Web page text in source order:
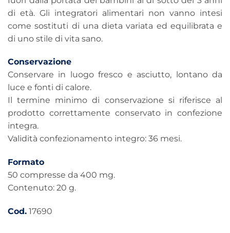
di età. Gli integratori alimentari non vanno intesi
come sostituti di una dieta variata ed equilibrata e
di uno stile di vita sano.
Conservazione
Conservare in luogo fresco e asciutto, lontano da
luce e fonti di calore.
Il termine minimo di conservazione si riferisce al
prodotto correttamente conservato in confezione
integra.
Validità confezionamento integro: 36 mesi.
Formato
50 compresse da 400 mg.
Contenuto: 20 g.
Cod. 17690